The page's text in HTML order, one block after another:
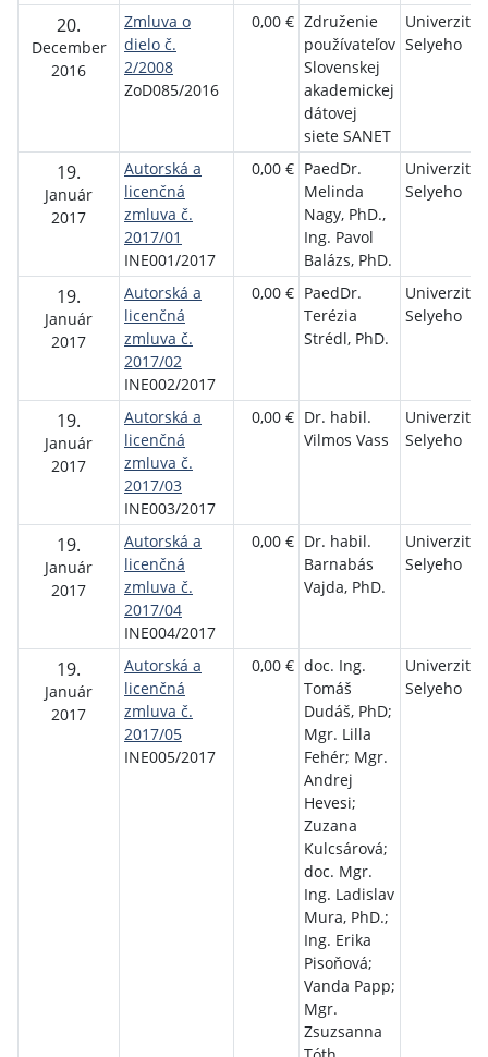
20.
December
2016
Zmluva o
dielo č.
2/2008
ZoD085/2016
0,00 € Združenie
používateľov
Slovenskej
akademickej
dátovej
siete SANET
Univerzita
Selyeho
19.
Január
2017
Autorská a
licenčná
zmluva č.
2017/01
INE001/2017
0,00 € PaedDr.
Melinda
Nagy, PhD.,
Ing. Pavol
Balázs, PhD.
Univerzita
Selyeho
19.
Január
2017
Autorská a
licenčná
zmluva č.
2017/02
INE002/2017
0,00 € PaedDr.
Terézia
Strédl, PhD.
Univerzita
Selyeho
19.
Január
2017
Autorská a
licenčná
zmluva č.
2017/03
INE003/2017
0,00 € Dr. habil.
Vilmos Vass
Univerzita
Selyeho
19.
Január
2017
Autorská a
licenčná
zmluva č.
2017/04
INE004/2017
0,00 € Dr. habil.
Barnabás
Vajda, PhD.
Univerzita
Selyeho
19.
Január
2017
Autorská a
licenčná
zmluva č.
2017/05
INE005/2017
0,00 € doc. Ing.
Tomáš
Dudáš, PhD;
Mgr. Lilla
Fehér; Mgr.
Andrej
Hevesi;
Zuzana
Kulcsárová;
doc. Mgr.
Ing. Ladislav
Mura, PhD.;
Ing. Erika
Pisoňová;
Vanda Papp;
Mgr.
Zsuzsanna
Univerzita
Selyeho